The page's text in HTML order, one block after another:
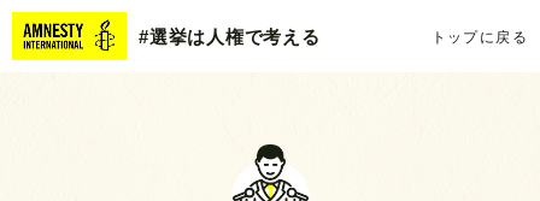
#選挙は人権で考える トップに戻る